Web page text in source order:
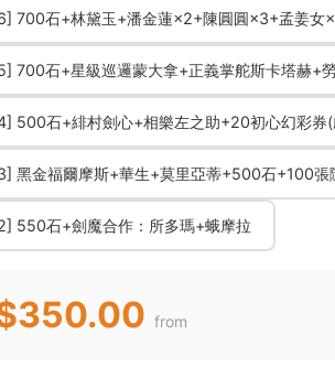
700石+林黛玉+潘金蓮×2+陳圓圓×3+孟姜女
700石+星級巡邏蒙大拿+正義掌舵斯卡塔赫+
500石+緋村劍心+相樂左之助+20初心幻彩券
黑金福爾摩斯+華生+莫里亞蒂+500石+100張
550石+劍魔合作：所多瑪+蛾摩拉
from